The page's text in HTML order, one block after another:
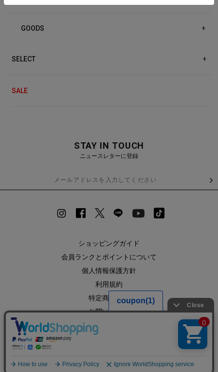
GOODS +
SELECT +
SALE
STAY IN TOUCH
ニュースレターに登録
ショッピングガイド
会員ランクとポイントについて
個人情報保護方針
利用規約
特定商取引法
お問い合わせ
企業情報